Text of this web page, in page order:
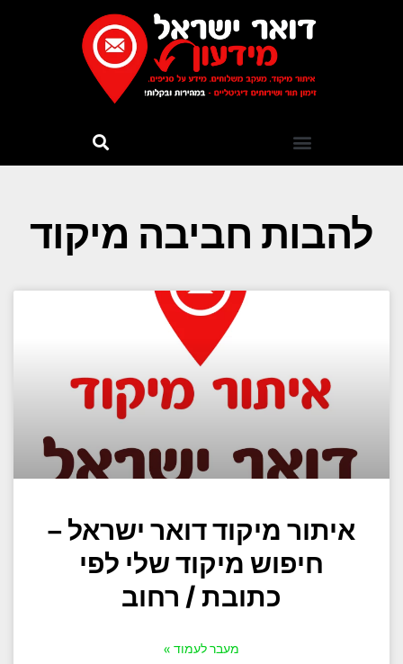
להבות חביבה מיקוד
איתור מיקוד דואר ישראל –
חיפוש מיקוד שלי לפי
כתובת / רחוב
מעבר לעמוד »